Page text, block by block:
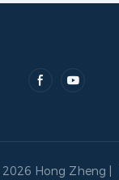
Hong Zheng |